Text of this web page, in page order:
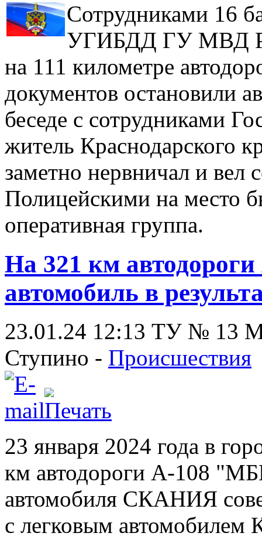
Сотрудниками 16
УГИБДД ГУ МВД
на 111 километре
документов остановили
беседе с сотрудниками
житель Краснодарского
заметно нервничал и вел
Полицейскими на место
оперативная группа.
На 321 км
автомобиль в
23.01.24 12:13 ТУ № 13
Ступино - Происшествия
23 января 2024 года в
км автодороги А-108
автомобиля СКАНИЯ
с легковым